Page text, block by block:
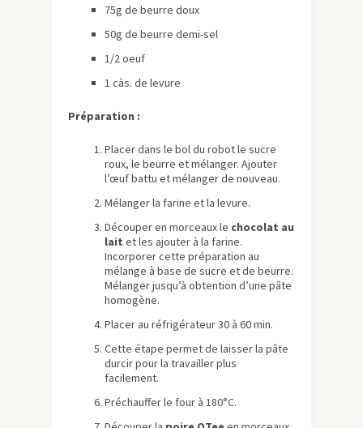
75g de beurre doux
50g de beurre demi-sel
1/2 oeuf
1 càs. de levure
Préparation :
Placer dans le bol du robot le sucre
roux, le beurre et mélanger. Ajouter
l’œuf battu et mélanger de nouveau.
Mélanger la farine et la levure.
Découper en morceaux le chocolat au
lait et les ajouter à la farine.
Incorporer cette préparation au
mélange à base de sucre et de beurre.
Mélanger jusqu’à obtention d’une pâte
homogène.
Placer au réfrigérateur 30 à 60 min.
Cette étape permet de laisser la pâte
durcir pour la travailler plus
facilement.
Préchauffer le four à 180°C.